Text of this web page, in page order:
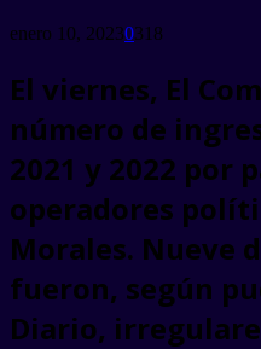
enero 10, 20230318
El viernes, El
número de
2021 y 2022 por
operadores
Morales. Nueve
fueron, según
Diario,